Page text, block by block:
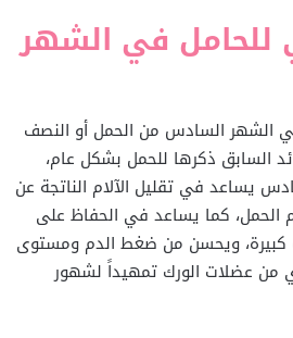
للحامل في الشهر
الشهر السادس من الحمل أو النصف
السابق ذكرها للحمل بشكل عام،
يساعد في تقليل الآلام الناتجة عن
الحمل، كما يساعد في الحفاظ على
كبيرة، ويحسن من ضغط الدم ومستوى
من عضلات الورك تمهيداً لشهور